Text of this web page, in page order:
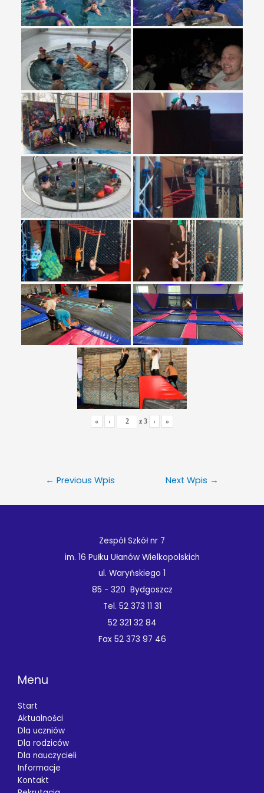
« ‹ z 3 › »
← Previous Wpis Next Wpis →
Zespół Szkół nr 7
im. 16 Pułku Ułanów Wielkopolskich
ul. Waryńskiego 1
85 - 320 Bydgoszcz
Tel. 52 373 11 31
52 321 32 84
Fax 52 373 97 46
Menu
Start
Aktualności
Dla uczniów
Dla rodziców
Dla nauczycieli
Informacje
Kontakt